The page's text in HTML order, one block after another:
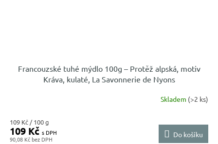
Francouzské tuhé mýdlo 100g – Protěž alpská, motiv
Kráva, kulaté, La Savonnerie de Nyons
Skladem (>2 ks)
90,08 Kč
109 Kč
Měrná
cena:
109 Kč / 100 g
Do košíku